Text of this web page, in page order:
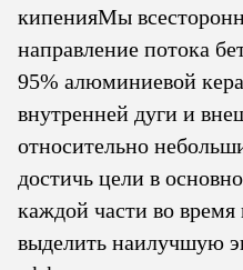
кипенияМы
направление потока
95% алюминиевой
внутренней дуги и
относительно
достичь цели в
каждой части во время
выделить наилучшую